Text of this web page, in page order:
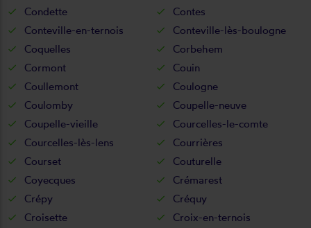
Condette
Contes
Conteville-en-ternois
Conteville-lès-boulogne
Coquelles
Corbehem
Cormont
Couin
Coullemont
Coulogne
Coulomby
Coupelle-neuve
Coupelle-vieille
Courcelles-le-comte
Courcelles-lès-lens
Courrières
Courset
Couturelle
Coyecques
Crémarest
Crépy
Créquy
Croisette
Croix-en-ternois